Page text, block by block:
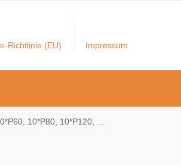
Richtlinie (EU) Impressum
für Deltaschleifer / Multischleifer